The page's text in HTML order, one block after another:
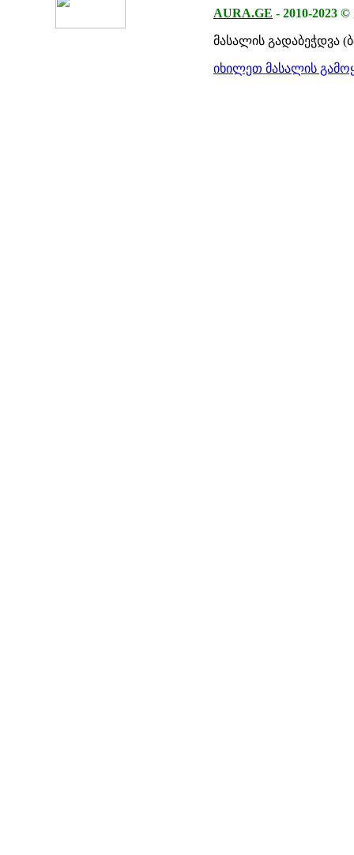
AURA.GE - 2010-2023 ©
მასალის გადაბეჭდვა
იხილეთ მასალის